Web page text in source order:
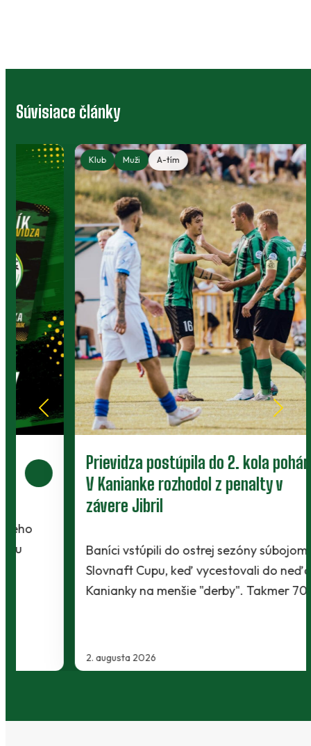
Súvisiace články
Klub Muži A-tím
Prievidza postúpila do 2. kola pohára.
V Kanianke rozhodol z penalty v
závere Jibril
2. augusta 2026
Baníci vstúpili do ostrej sezóny súbojom 1. kola
Slovnaft Cupu, keď vycestovali do neďalekej
Kanianky na menšie "derby". Takmer 700…